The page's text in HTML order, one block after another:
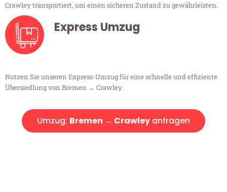
Crawley transportiert, um einen sicheren Zustand zu gewährleisten.
Express Umzug
Nutzen Sie unseren Express-Umzug für eine schnelle und effiziente
Übersiedlung von Bremen → Crawley.
Umzug: Bremen → Crawley anfragen